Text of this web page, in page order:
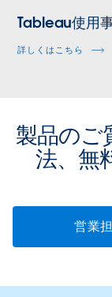
Tableau使用
詳しくはこちら
製品のご
法、無
営業